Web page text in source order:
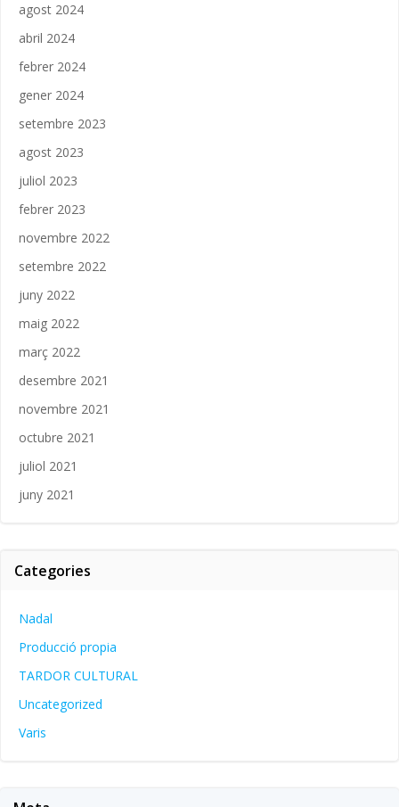
agost 2024
abril 2024
febrer 2024
gener 2024
setembre 2023
agost 2023
juliol 2023
febrer 2023
novembre 2022
setembre 2022
juny 2022
maig 2022
març 2022
desembre 2021
novembre 2021
octubre 2021
juliol 2021
juny 2021
Categories
Nadal
Producció propia
TARDOR CULTURAL
Uncategorized
Varis